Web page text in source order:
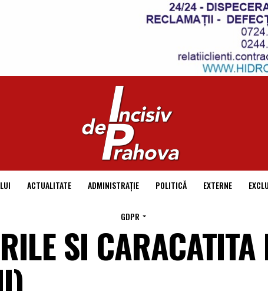
ACTUALITATE ADMINISTRAȚIE POLITICĂ EXTERNE
GDPR
SI CARACATITA